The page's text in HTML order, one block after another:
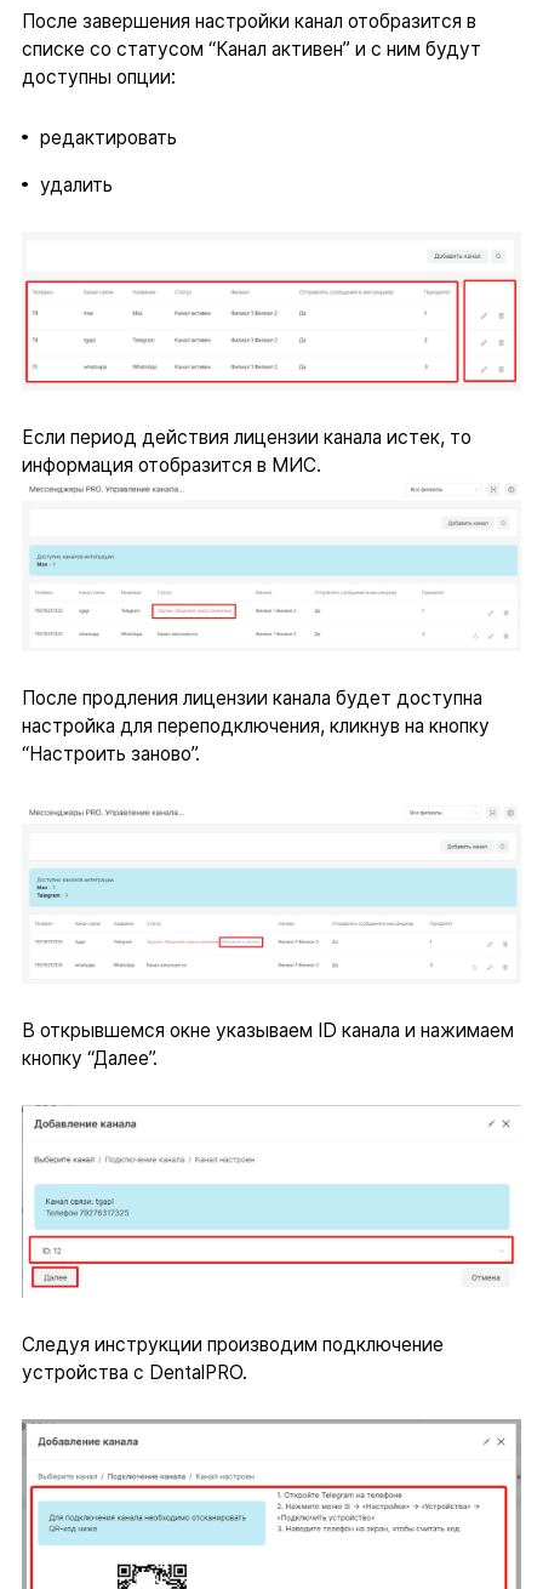
После завершения настройки канал отобразится в
списке со статусом “Канал активен” и с ним будут
доступны опции:
редактировать
удалить
Если период действия лицензии канала истек, то
информация отобразится в МИС.
После продления лицензии канала будет доступна
настройка для переподключения, кликнув на кнопку
“Настроить заново”.
В открывшемся окне указываем ID канала и нажимаем
кнопку “Далее”.
Следуя инструкции производим подключение
устройства с DentalPRO.